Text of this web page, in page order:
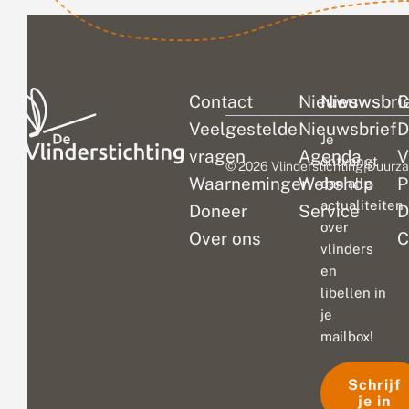
biodiversiteit
Contact
Veelgestelde
vragen
Waarnemingen
Doneer
Over ons
Nieuws
Nieuwsbrief
Agenda
Webshop
Service
Je
ontvangt
dan alle
actualiteiten
over
vlinders
en
libellen in
je
mailbox!
Schrijf
je in
© 2026 Vlinderstichting|